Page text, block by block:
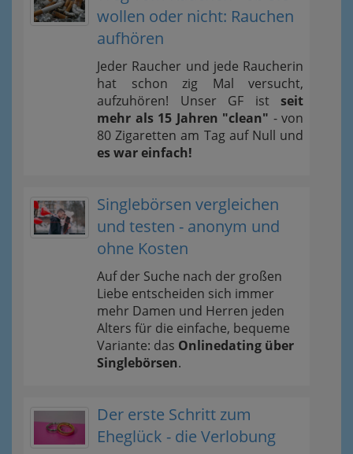
wollen oder nicht: Rauchen
aufhören
Jeder Raucher und jede Raucherin
hat schon zig Mal versucht,
aufzuhören! Unser GF ist seit
mehr als 15 Jahren "clean" - von
80 Zigaretten am Tag auf Null und
es war einfach!
Singlebörsen vergleichen
und testen - anonym und
ohne Kosten
Auf der Suche nach der großen
Liebe entscheiden sich immer
mehr Damen und Herren jeden
Alters für die einfache, bequeme
Variante: das Onlinedating über
Singlebörsen.
Der erste Schritt zum
Eheglück - die Verlobung